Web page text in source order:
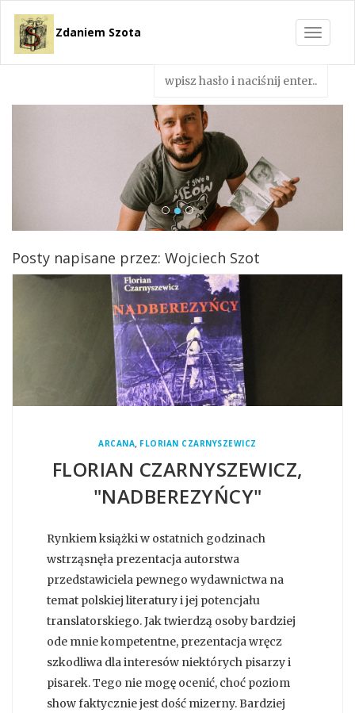
Toggle
Zdaniem Szota
Posty napisane przez: Wojciech Szot
ARCANA, FLORIAN CZARNYSZEWICZ
FLORIAN CZARNYSZEWICZ,
"NADBEREZYŃCY"
Rynkiem książki w ostatnich godzinach
wstrząsnęła prezentacja autorstwa
przedstawiciela pewnego wydawnictwa na
temat polskiej literatury i jej potencjału
translatorskiego. Jak twierdzą osoby bardziej
ode mnie kompetentne, prezentacja wręcz
szkodliwa dla interesów niektórych pisarzy i
pisarek. Tego nie mogę ocenić, choć poziom
show faktycznie jest dość mizerny. Bardziej